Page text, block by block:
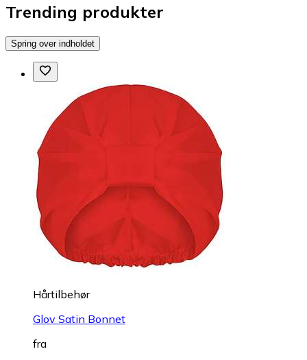
Trending produkter
Spring over indholdet
Hårtilbehør
Glov Satin Bonnet
fra